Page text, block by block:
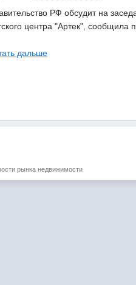
РФ обсудит на
центра "Артек", сообщила
дальше
рынка недвижимости